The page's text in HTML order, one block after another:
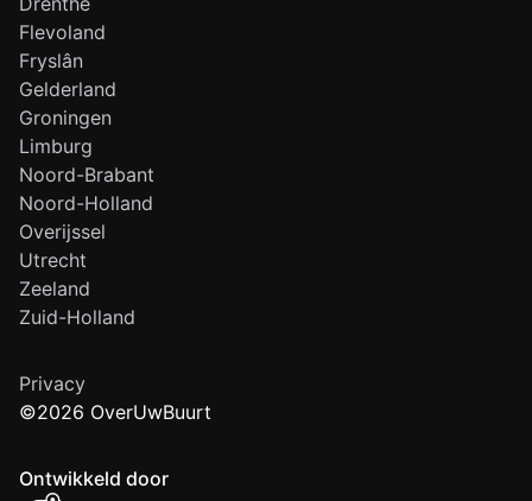
Flevoland
Fryslân
Gelderland
Groningen
Limburg
Noord-Brabant
Noord-Holland
Overijssel
Utrecht
Zeeland
Zuid-Holland
Privacy
©2026 OverUwBuurt
Ontwikkeld door